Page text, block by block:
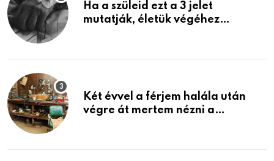
Ha a szüleid ezt a 3 jelet
mutatják, életük végéhez
Két évvel a férjem halála után
végre át mertem nézni a
életemet